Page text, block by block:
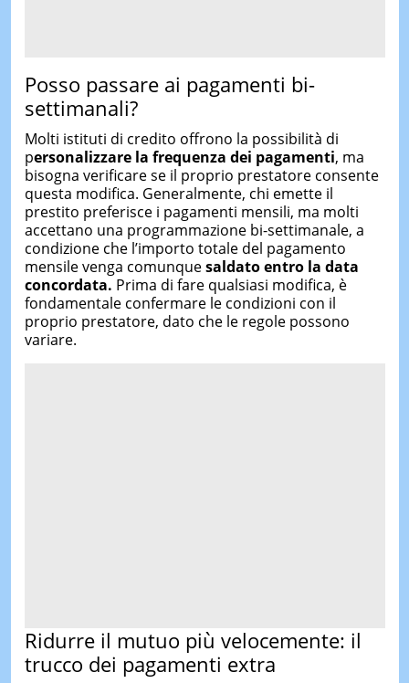
Posso passare ai pagamenti bi-
settimanali?
Molti istituti di credito offrono la possibilità di
personalizzare la frequenza dei pagamenti, ma
bisogna verificare se il proprio prestatore consente
questa modifica. Generalmente, chi emette il
prestito preferisce i pagamenti mensili, ma molti
accettano una programmazione bi-settimanale, a
condizione che l’importo totale del pagamento
mensile venga comunquesaldato entro la data
concordata. Prima di fare qualsiasi modifica, è
fondamentale confermare le condizioni con il
proprio prestatore, dato che le regole possono
variare.
Ridurre il mutuo più velocemente: il
trucco dei pagamenti extra